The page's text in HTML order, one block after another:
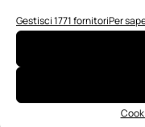
Gestisci 1771 fornitoriPer